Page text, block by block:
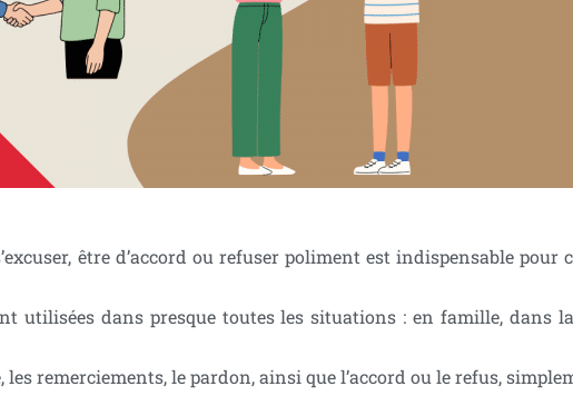
être d’accord ou refuser poliment est indispensable
utilisées dans presque toutes les situations : en famille, dans
remerciements, le pardon, ainsi que l’accord ou le refus,